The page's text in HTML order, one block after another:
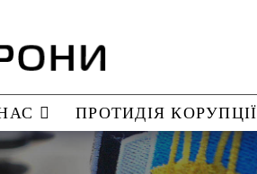
ПРОТИДІЯ КОРУПЦІЇ